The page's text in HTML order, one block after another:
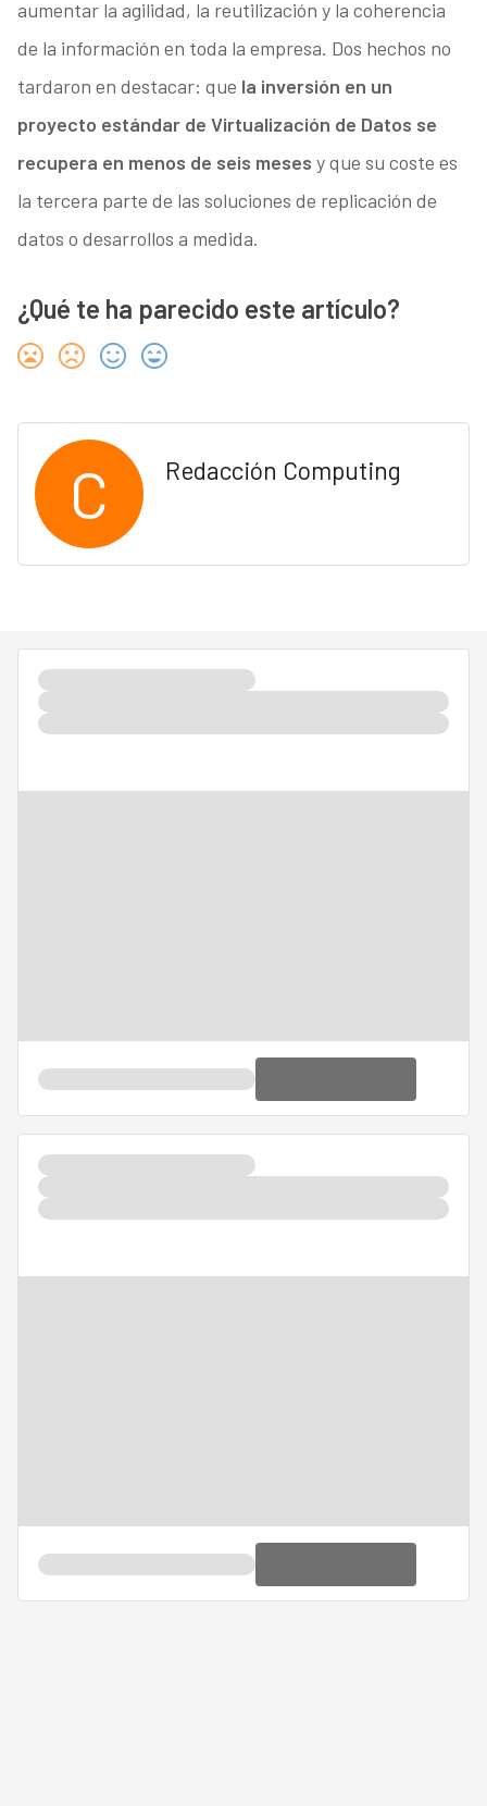
aumentar la agilidad, la reutilización y la coherencia
de la información en toda la empresa. Dos hechos no
tardaron en destacar: que la inversión en un
proyecto estándar de Virtualización de Datos se
recupera en menos de seis meses y que su coste es
la tercera parte de las soluciones de replicación de
datos o desarrollos a medida.
¿Qué te ha parecido este artículo?
C Redacción Computing